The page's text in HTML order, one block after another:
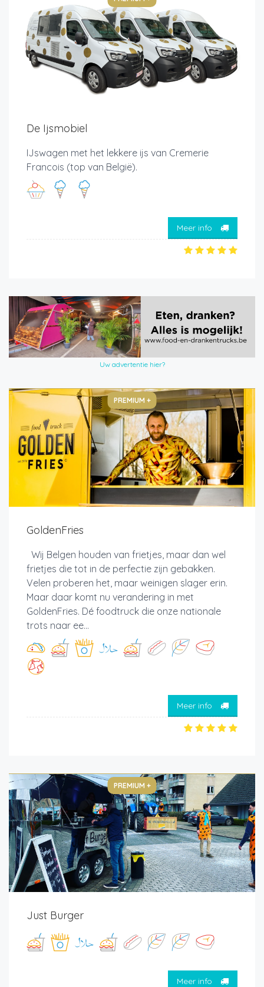
De Ijsmobiel
IJswagen met het lekkere ijs van Cremerie
Francois (top van België).
Meer info
Uw advertentie hier?
PREMIUM +
GoldenFries
Wij Belgen houden van frietjes, maar dan wel
frietjes die tot in de perfectie zijn gebakken.
Velen proberen het, maar weinigen slager erin.
Maar daar komt nu verandering in met
GoldenFries. Dé foodtruck die onze nationale
trots naar ee...
Meer info
PREMIUM +
Just Burger
Meer info